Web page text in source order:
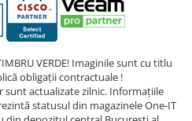
VERDE! Imaginile sunt cu titlu
obligații contractuale !
actualizate zilnic. Informațiile
statusul din magazinele One-IT